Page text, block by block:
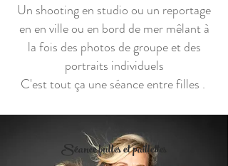
Un shooting en studio ou un reportage
en en ville ou en bord de mer mêlant à
la fois des photos de groupe et des
portraits individuels
C'est tout ça une séance entre filles .
Séance bulles et paillettes